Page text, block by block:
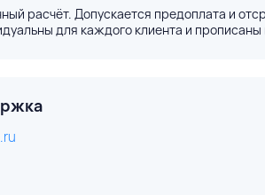
расчёт. Допускается предоплата и
для каждого клиента и прописаны